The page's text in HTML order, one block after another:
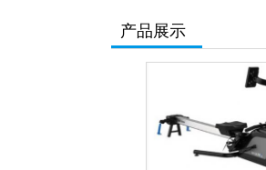
产品展示